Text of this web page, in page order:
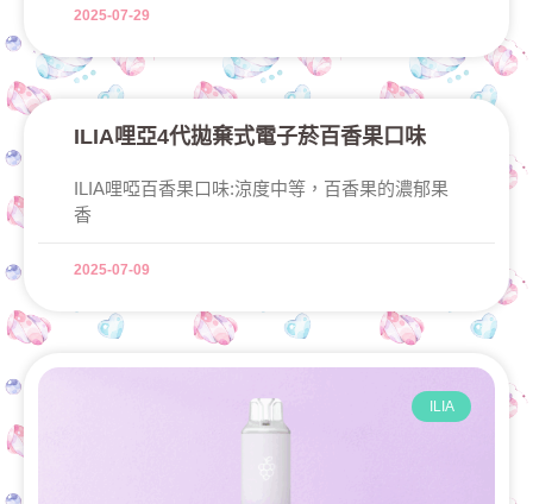
2025-07-29
ILIA哩亞4代拋棄式電子菸百香果口味
ILIA哩啞百香果口味:涼度中等，百香果的濃郁果
香
2025-07-09
ILIA